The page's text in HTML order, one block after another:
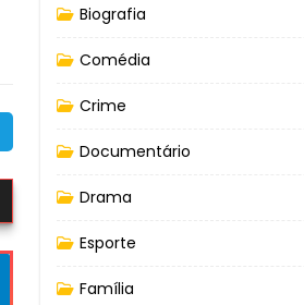
Biografia
Comédia
Crime
Documentário
Drama
Esporte
Família